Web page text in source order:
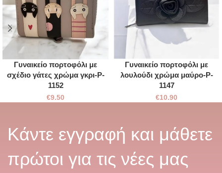
Γυναικείο πορτοφόλι με
σχέδιο γάτες χρώμα γκρι-P-
1152
€9.50
Γυναικείο πορτοφόλι με
λουλούδι χρώμα μαύρο-P-
1147
€10.90
Κάντε εγγραφή και μάθετε
πρώτοι για τις νέες μας